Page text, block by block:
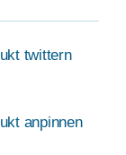
twittern
anpinnen